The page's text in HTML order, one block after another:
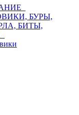
БУРЫ,
БИТЫ,